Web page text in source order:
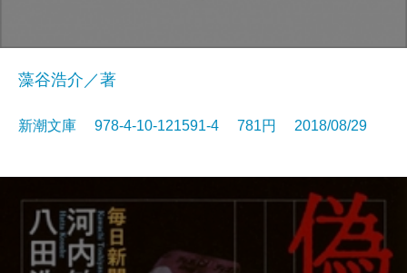
藻谷浩介／著
新潮文庫 978-4-10-121591-4 781円 2018/08/29